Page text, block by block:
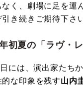
く、劇場に足を運
引き続きご期待下さ
初夏の「ラヴ・
には、演出家たち
的な印象を残す山内